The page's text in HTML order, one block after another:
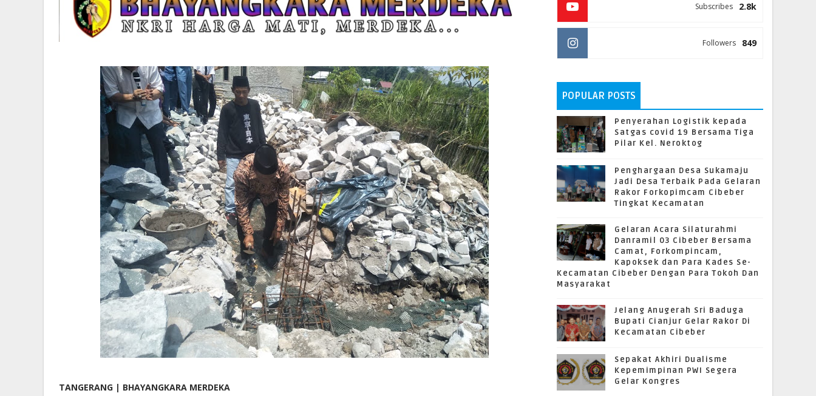
TANGERANG | BHAYANGKARA MERDEKA
2.8k
Subscribes
849
Followers
POPULAR POSTS
Penyerahan Logistik kepada
Satgas covid 19 Bersama Tiga
Pilar Kel. Neroktog
Penghargaan Desa Sukamaju
Jadi Desa Terbaik Pada Gelaran
Rakor Forkopimcam Cibeber
Tingkat Kecamatan
Gelaran Acara Silaturahmi
Danramil 03 Cibeber Bersama
Camat, Forkompincam,
Kapoksek dan Para Kades Se-
Kecamatan Cibeber Dengan Para Tokoh Dan
Masyarakat
Jelang Anugerah Sri Baduga
Bupati Cianjur Gelar Rakor Di
Kecamatan Cibeber
Sepakat Akhiri Dualisme
Kepemimpinan PWI Segera
Gelar Kongres